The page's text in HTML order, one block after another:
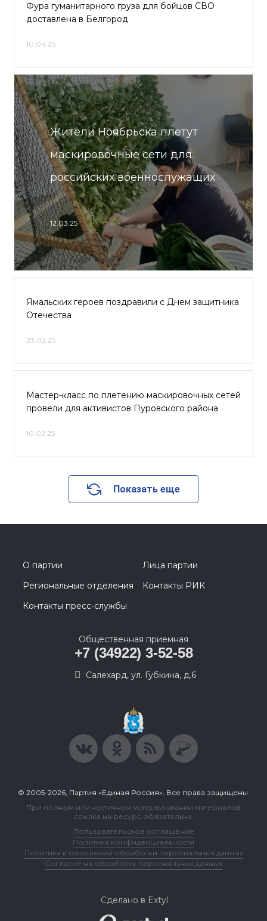
Фура гуманитарного груза для бойцов СВО
доставлена в Белгород
10.04.25
Жители Ноябрьска плетут
маскировочные сети для
российских военнослужащих
12.03.25
Ямальских героев поздравили с Днем защитника
Отечества
23.02.25
Мастер-класс по плетению маскировочных сетей
провели для активистов Пуровского района
10.02.25
Показать еще
О партии
Лица партии
Региональные отделения
Контакты РИК
Контакты пресс-службы
Общественная приемная
+7 (34922) 3-52-58
Салехард, ул. Губкина, д.6
© 2005-2026, Партия «Единая Россия». Все права защищены.
При полном или частичном использовании материалов
ссылка на ресурс обязательна.
Пользовательское соглашение
Политика конфиденциальности
Политика в отношении обработки персональных данных
Согласие на обработку персональных данных
Сделано в Extyl